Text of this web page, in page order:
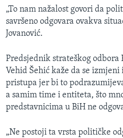
„To nam nažalost govori da
savršeno odgovara ovakva
Jovanović.
Predsjednik strateškog odbora
Vehid Šehić kaže da se
pristupa jer bi to
a samim time i entiteta, što
predstavnicima u BiH ne
„Ne postoji ta vrsta političke